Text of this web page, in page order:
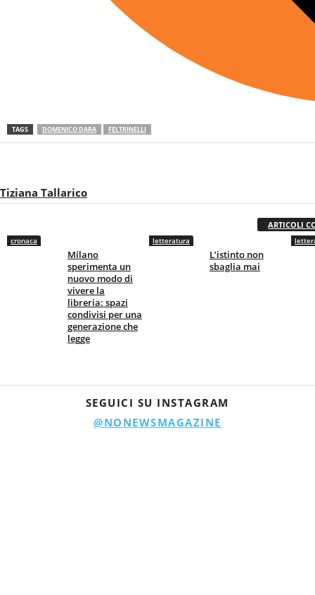
TAGS DOMENICO DARA FELTRINELLI
Tiziana Tallarico
ARTICOLI
cronaca
Milano
sperimenta un
nuovo modo di
vivere la
libreria: spazi
condivisi per una
generazione che
legge
letteratura
L’istinto non
sbaglia mai
SEGUICI SU INSTAGRAM
@NONEWSMAGAZINE